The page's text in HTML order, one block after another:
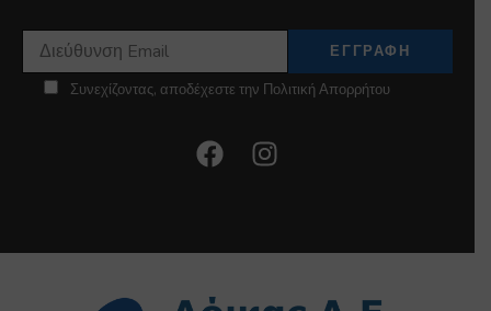
Συνεχίζοντας, αποδέχεστε την Πολιτική Απορρήτου